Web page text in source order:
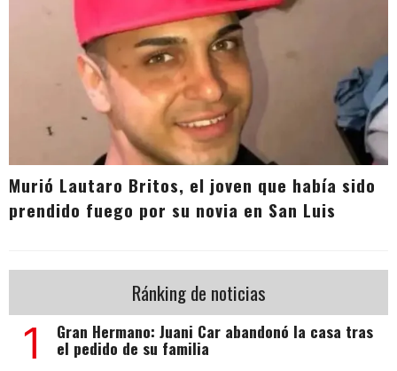
Murió Lautaro Britos, el joven que había sido
prendido fuego por su novia en San Luis
Ránking de noticias
1 Gran Hermano: Juani Car abandonó la casa tras
el pedido de su familia